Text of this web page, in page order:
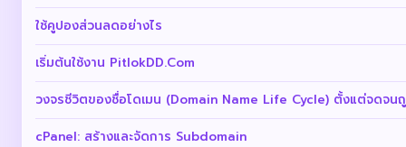
ใช้คูปองส่วนลดอย่างไร
เริ่มต้นใช้งาน PitlokDD.Com
วงจรชีวิตของชื่อโดเมน (Domain Name Life Cycle) ตั้งแต่จดจน
cPanel: สร้างและจัดการ Subdomain